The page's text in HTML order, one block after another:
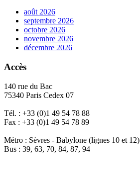
août 2026
septembre 2026
octobre 2026
novembre 2026
décembre 2026
Accès
140 rue du Bac
75340 Paris Cedex 07
Tél. : +33 (0)1 49 54 78 88
Fax : +33 (0)1 49 54 78 89
Métro : Sèvres - Babylone (lignes 10 et 12)
Bus : 39, 63, 70, 84, 87, 94